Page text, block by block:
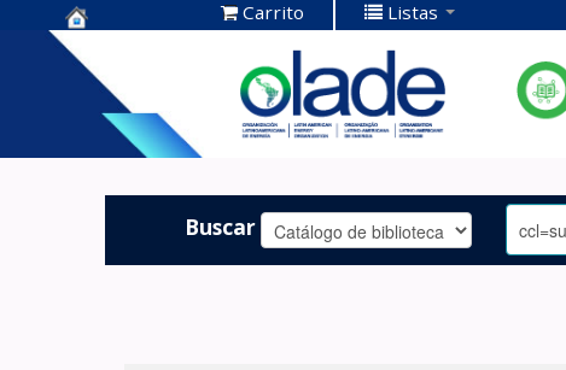
Centro de
Documentación
OLADE -
Carrito Listas
Buscar